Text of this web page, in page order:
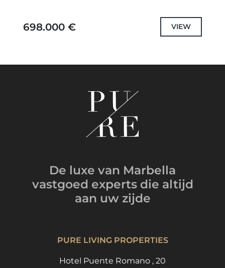
exclusieve locaties van Marbella. Het
698.000 € VIEW
De luxe van Marbella
vastgoed experts die altijd
aan uw zijde
PURE LIVING PROPERTIES
Hotel Puente Romano , 20